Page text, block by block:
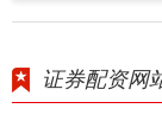
证券配资网